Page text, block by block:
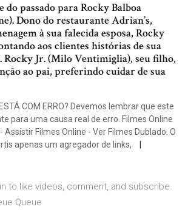
passado para Rocky Balboa
Dono do restaurante Adrian’s,
à sua falecida esposa, Rocky
aos clientes histórias de sua
Rocky Jr. (Milo Ventimiglia), seu filho,
ao pai, preferindo cuidar de sua
ESTÁ COM ERRO? Devemos lembrar que este
para uma causa real de erro. Filmes Online
Assistir Filmes Online - Ver Filmes Dublado. O
apenas um agregador de links,
to like videos, comment, and subscribe.
Queue